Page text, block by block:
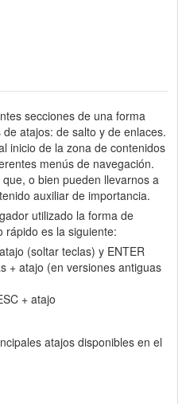
secciones de una forma
atajos: de salto y de enlaces.
inicio de la zona de contenidos
menús de navegación.
o bien pueden llevarnos a
auxiliar de importancia.
utilizado la forma de
rápido es la siguiente:
(soltar teclas) y ENTER
+ atajo (en versiones antiguas
+ atajo
atajos disponibles en el